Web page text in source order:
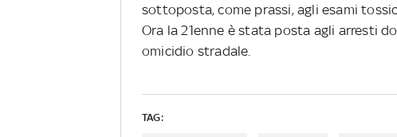
sottoposta, come prassi, agli esami
Ora la 21enne è stata posta agli arresti
omicidio stradale.
TAG: